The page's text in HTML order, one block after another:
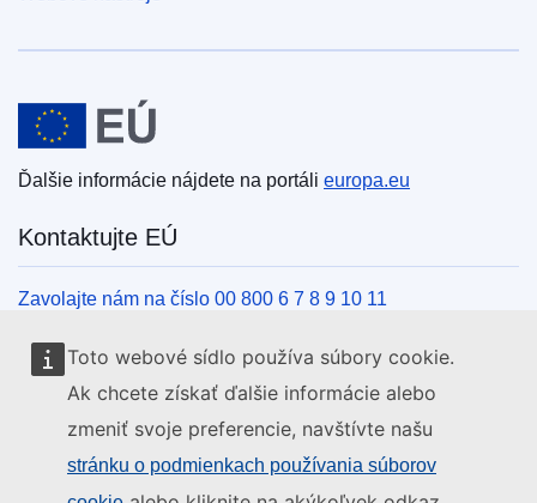
Toto webové sídlo používa súbory cookie.
Ak chcete získať ďalšie informácie alebo
zmeniť svoje preferencie, navštívte našu
stránku o podmienkach používania súborov
Európska únia
Ďalšie informácie nájdete na portáli europa.eu
Kontaktujte EÚ
Zavolajte nám na číslo 00 800 6 7 8 9 10 11
Iné spôsoby, ako nás kontaktovať telefonicky
Napíšte nám cez kontaktný formulár
Navštívte nás v niektorom z centier EÚ